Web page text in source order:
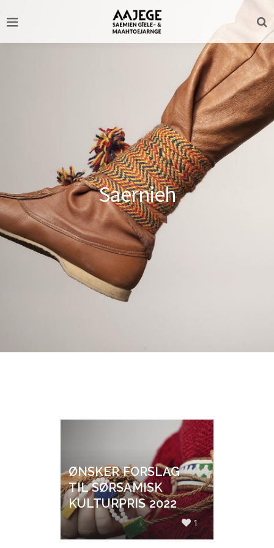
Saernieh
ØNSKER FORSLAG
TIL SØRSAMISK
KULTURPRIS 2022
1